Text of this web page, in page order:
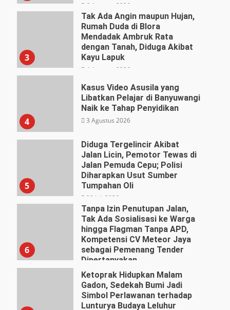
6 Agustus 2026
3
Tak Ada Angin maupun Hujan,
Rumah Duda di Blora
Mendadak Ambruk Rata
dengan Tanah, Diduga Akibat
Kayu Lapuk
4 Agustus 2026
4
Kasus Video Asusila yang
Libatkan Pelajar di Banyuwangi
Naik ke Tahap Penyidikan
3 Agustus 2026
5
Diduga Tergelincir Akibat
Jalan Licin, Pemotor Tewas di
Jalan Pemuda Cepu; Polisi
Diharapkan Usut Sumber
Tumpahan Oli
29 Juli 2026
6
Tanpa Izin Penutupan Jalan,
Tak Ada Sosialisasi ke Warga
hingga Flagman Tanpa APD,
Kompetensi CV Meteor Jaya
sebagai Pemenang Tender
Dipertanyakan
27 Juli 2026
Ketoprak Hidupkan Malam
Gadon, Sedekah Bumi Jadi
Simbol Perlawanan terhadap
Lunturya Budaya Leluhur